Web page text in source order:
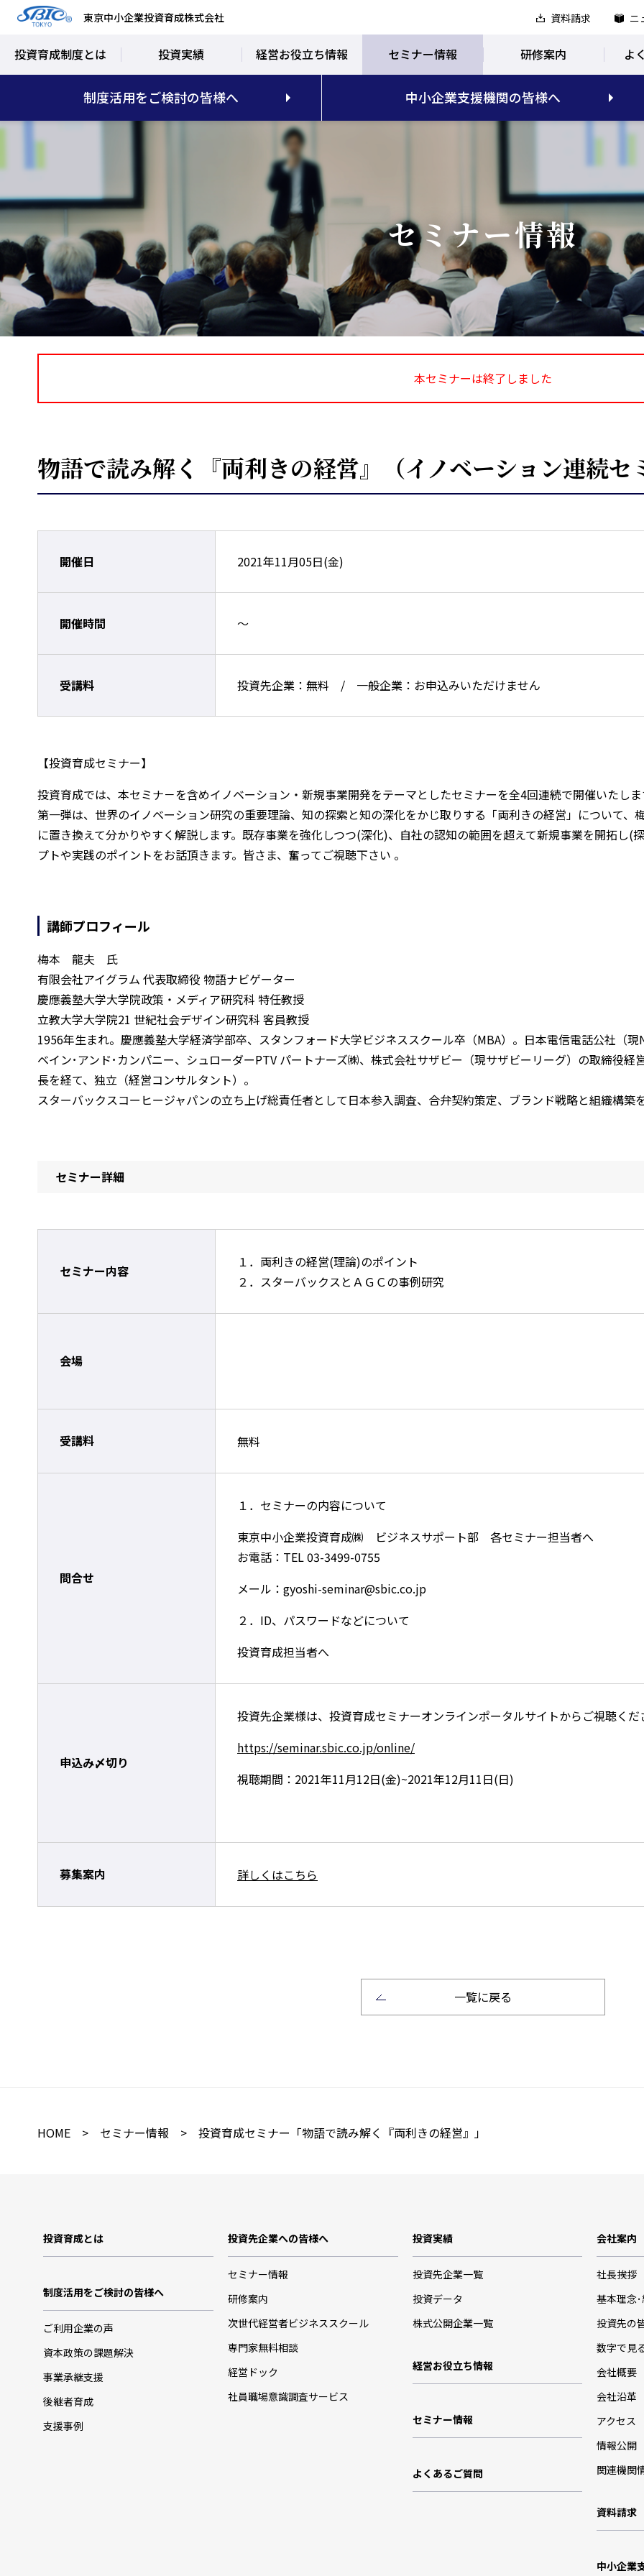
東京中小企業投資育成株式会社 資料請求 ニ
投資育成制度とは 投資実績 経営お役立ち情報 セミナー情報 研修案内 よ
制度活用をご検討の皆様へ 中小企業支援機関の皆様へ
セミナー情報
本セミナーは終了しました
物語で読み解く『両利きの経営』（イノベーション連続セ
開催日 2021年11月05日(金)
開催時間 ～
受講料 投資先企業：無料 / 一般企業：お申込みいただけません
【投資育成セミナー】
投資育成では、本セミナ－を含めイノベーション・新規事業開発をテーマとしたセミナーを全4回連続で開催いたしま
第一弾は、世界のイノベーション研究の重要理論、知の探索と知の深化をかじ取りする「両利きの経営」について
に置き換えて分かりやすく解説します。既存事業を強化しつつ(深化)、自社の認知の範囲を超えて新規事業を開拓し
プトや実践のポイントをお話頂きます。皆さま、奮ってご視聴下さい 。
講師プロフィール
梅本 龍夫 氏
有限会社アイグラム 代表取締役 物語ナビゲーター
慶應義塾大学大学院政策・メディア研究科 特任教授
立教大学大学院21 世紀社会デザイン研究科 客員教授
1956年生まれ。慶應義塾大学経済学部卒、スタンフォード大学ビジネススクール卒（MBA）。日本電信電話公社（
ベイン･アンド･カンパニー、シュローダーPTV パートナーズ㈱、株式会社サザビー（現サザビーリーグ）の取締役経
長を経て、独立（経営コンサルタント）。
スターバックスコーヒージャパンの立ち上げ総責任者として日本参入調査、合弁契約策定、ブランド戦略と組織構築
セミナー詳細
セミナー内容
１．両利きの経営(理論)のポイント
２．スターバックスとＡＧＣの事例研究
会場
受講料 無料
問合せ
１．セミナーの内容について
東京中小企業投資育成㈱ ビジネスサポート部 各セミナー担当者へ
お電話：TEL 03-3499-0755
メール：gyoshi-seminar@sbic.co.jp
２．ID、パスワードなどについて
投資育成担当者へ
申込み〆切り
投資先企業様は、投資育成セミナーオンラインポータルサイトからご視聴くだ
https://seminar.sbic.co.jp/online/
視聴期間：2021年11月12日(金)~2021年12月11日(日)
募集案内 詳しくはこちら
一覧に戻る
HOME > セミナー情報 > 投資育成セミナー「物語で読み解く『両利きの経営』」
投資育成とは
制度活用をご検討の皆様へ
ご利用企業の声
資本政策の課題解決
事業承継支援
後継者育成
支援事例
投資先企業への皆様へ
セミナー情報
研修案内
次世代経営者ビジネススクール
専門家無料相談
経営ドック
社員職場意識調査サービス
投資実績
投資先企業一覧
投資データ
株式公開企業一覧
経営お役立ち情報
セミナー情報
よくあるご質問
会社案内
社長挨拶
基本理念
投資先の
数字で見
会社概要
会社沿革
アクセス
情報公開
関連機関
資料請求
中小企業